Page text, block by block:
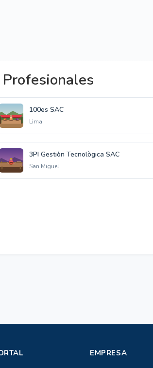
100es SAC
Lima
3PI Gestiòn Tecnològica SAC
San Miguel
EMPRESA